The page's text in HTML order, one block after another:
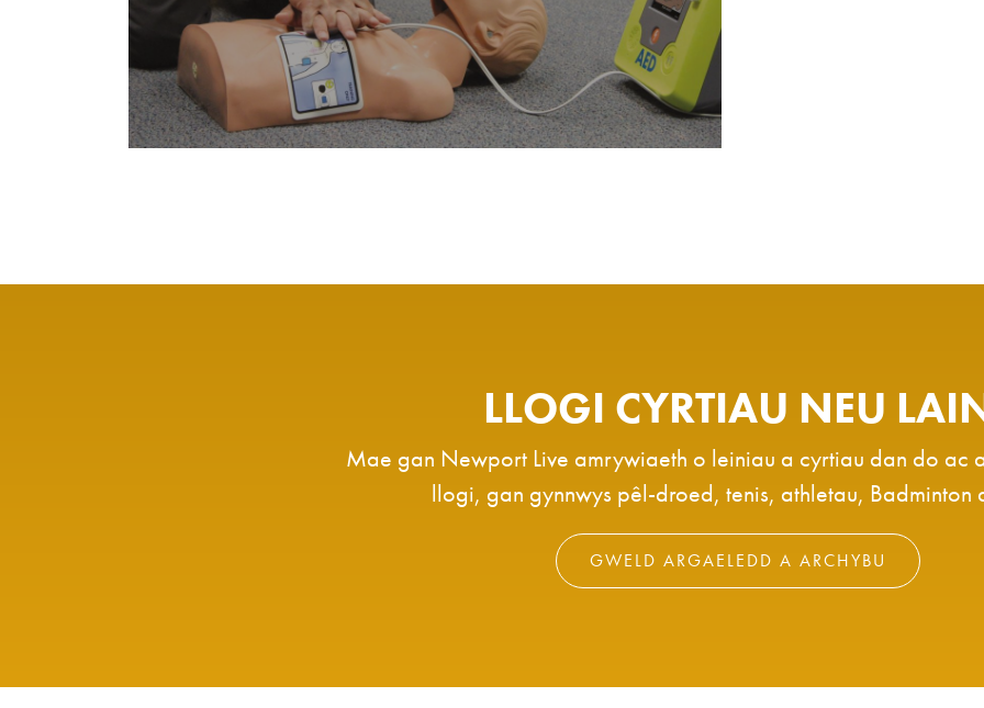
LLOGI CYRTIAU NEU
Mae gan Newport Live amrywiaeth o leiniau a cyrtiau dan do ac
llogi, gan gynnwys pêl-droed, tenis, athletau, Badminton
GWELD ARGAELEDD A ARCHYBU